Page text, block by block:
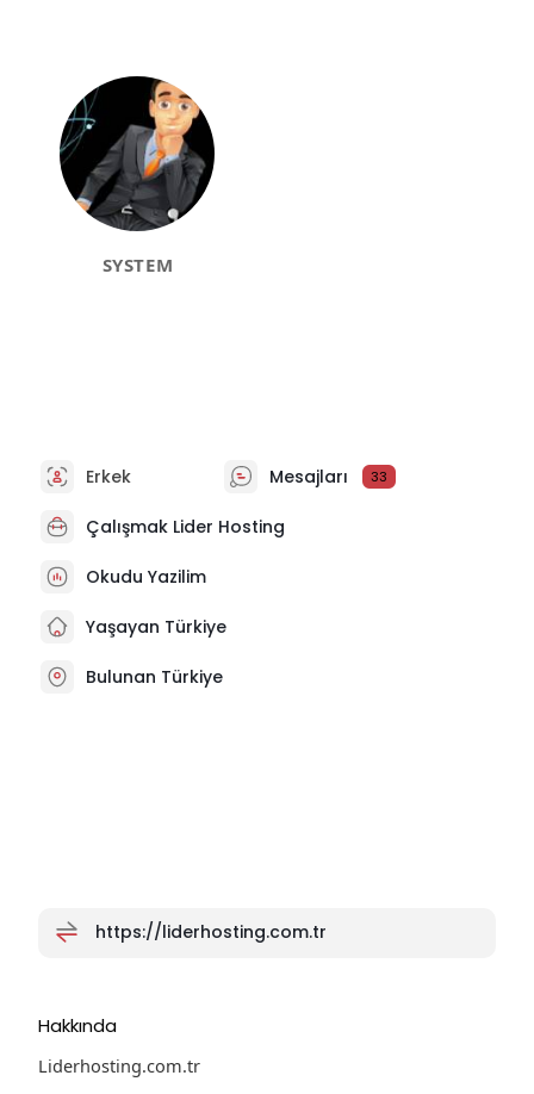
SYSTEM
Erkek Mesajları 33
Çalışmak Lider Hosting
Okudu Yazilim
Yaşayan Türkiye
Bulunan Türkiye
https://liderhosting.com.tr
Hakkında
Liderhosting.com.tr